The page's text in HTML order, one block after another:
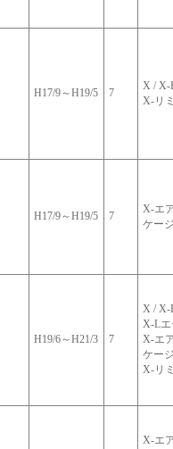
H17/9～H19/5 7
X / X-
X-リ
H17/9～H19/5 7
X-エ
ケー
H19/6～H21/3 7
X / X-
X-Lエ
X-エ
ケー
X-リ
X-エ